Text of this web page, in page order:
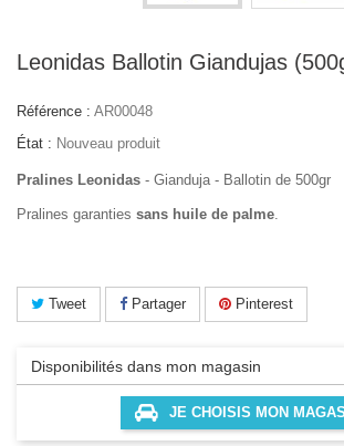
Leonidas Ballotin Giandujas
Référence : AR00048
État : Nouveau produit
Pralines Leonidas - Gianduja - Ballotin de 500gr
Pralines garanties sans huile de palme.
Tweet Partager Pinterest
Disponibilités dans mon magasin
JE CHOISIS MON